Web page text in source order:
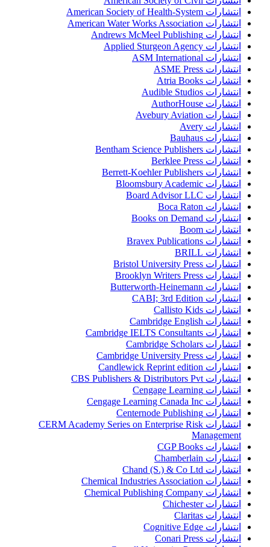
انتشارات American Society of Health-System
انتشارات American Water Works Association
انتشارات Andrews McMeel Publishing
انتشارات Applied Sturgeon Agency
انتشارات ASM International
انتشارات ASME Press
انتشارات Atria Books
انتشارات Audible Studios
انتشارات AuthorHouse
انتشارات Avebury Aviation
انتشارات Avery
انتشارات Bauhaus
انتشارات Bentham Science Publishers
انتشارات Berklee Press
انتشارات Berrett-Koehler Publishers
انتشارات Bloomsbury Academic
انتشارات Board Advisor LLC
انتشارات Boca Raton
انتشارات Books on Demand
انتشارات Boom
انتشارات Bravex Publications
انتشارات BRILL
انتشارات Bristol University Press
انتشارات Brooklyn Writers Press
انتشارات Butterworth-Heinemann
انتشارات CABI; 3rd Edition
انتشارات Callisto Kids
انتشارات Cambridge English
انتشارات Cambridge IELTS Consultants
انتشارات Cambridge Scholars
انتشارات Cambridge University Press
انتشارات Candlewick Reprint edition
انتشارات CBS Publishers & Distributors Pvt
انتشارات Cengage Learning
انتشارات Cengage Learning Canada Inc
انتشارات Centernode Publishing
انتشارات CERM Academy Series on Enterprise Risk
Management
انتشارات CGP Books
انتشارات Chamberlain
انتشارات Chand (S.) & Co Ltd
انتشارات Chemical Industries Association
انتشارات Chemical Publishing Company
انتشارات Chichester
انتشارات Claritas
انتشارات Cognitive Edge
انتشارات Conari Press